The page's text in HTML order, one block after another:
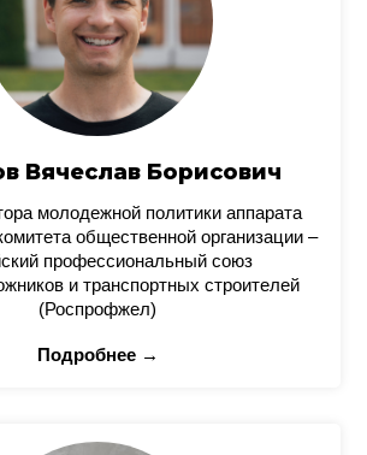
Вячеслав Борисович
молодежной политики аппарата
общественной организации –
профессиональный союз
и транспортных строителей
(Роспрофжел)
Подробнее →